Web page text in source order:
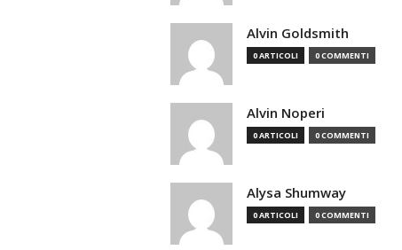
Alvin Goldsmith
0 ARTICOLI 0 COMMENTI
Alvin Noperi
0 ARTICOLI 0 COMMENTI
Alysa Shumway
0 ARTICOLI 0 COMMENTI